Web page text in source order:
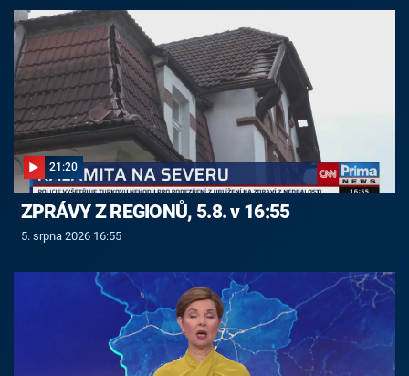
21:20
ZPRÁVY Z REGIONŮ, 5.8. v 16:55
5. srpna 2026 16:55